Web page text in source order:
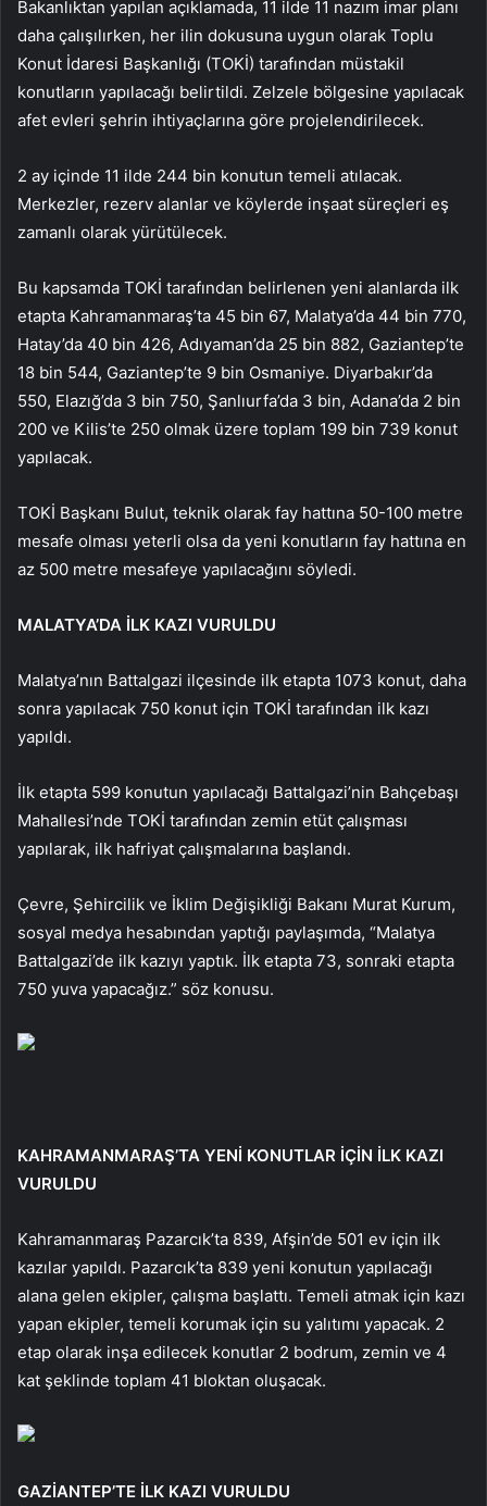
Bakanlıktan yapılan açıklamada, 11 ilde 11 nazım imar planı
daha çalışılırken, her ilin dokusuna uygun olarak Toplu
Konut İdaresi Başkanlığı (TOKİ) tarafından müstakil
konutların yapılacağı belirtildi. Zelzele bölgesine yapılacak
afet evleri şehrin ihtiyaçlarına göre projelendirilecek.
2 ay içinde 11 ilde 244 bin konutun temeli atılacak.
Merkezler, rezerv alanlar ve köylerde inşaat süreçleri eş
zamanlı olarak yürütülecek.
Bu kapsamda TOKİ tarafından belirlenen yeni alanlarda ilk
etapta Kahramanmaraş’ta 45 bin 67, Malatya’da 44 bin 770,
Hatay’da 40 bin 426, Adıyaman’da 25 bin 882, Gaziantep’te
18 bin 544, Gaziantep’te 9 bin Osmaniye. Diyarbakır’da
550, Elazığ’da 3 bin 750, Şanlıurfa’da 3 bin, Adana’da 2 bin
200 ve Kilis’te 250 olmak üzere toplam 199 bin 739 konut
yapılacak.
TOKİ Başkanı Bulut, teknik olarak fay hattına 50-100 metre
mesafe olması yeterli olsa da yeni konutların fay hattına en
az 500 metre mesafeye yapılacağını söyledi.
MALATYA’DA İLK KAZI VURULDU
Malatya’nın Battalgazi ilçesinde ilk etapta 1073 konut, daha
sonra yapılacak 750 konut için TOKİ tarafından ilk kazı
yapıldı.
İlk etapta 599 konutun yapılacağı Battalgazi’nin Bahçebaşı
Mahallesi’nde TOKİ tarafından zemin etüt çalışması
yapılarak, ilk hafriyat çalışmalarına başlandı.
Çevre, Şehircilik ve İklim Değişikliği Bakanı Murat Kurum,
sosyal medya hesabından yaptığı paylaşımda, “Malatya
Battalgazi’de ilk kazıyı yaptık. İlk etapta 73, sonraki etapta
750 yuva yapacağız.” söz konusu.
KAHRAMANMARAŞ’TA YENİ KONUTLAR İÇİN İLK KAZI
VURULDU
Kahramanmaraş Pazarcık’ta 839, Afşin’de 501 ev için ilk
kazılar yapıldı. Pazarcık’ta 839 yeni konutun yapılacağı
alana gelen ekipler, çalışma başlattı. Temeli atmak için kazı
yapan ekipler, temeli korumak için su yalıtımı yapacak. 2
etap olarak inşa edilecek konutlar 2 bodrum, zemin ve 4
kat şeklinde toplam 41 bloktan oluşacak.
GAZİANTEP’TE İLK KAZI VURULDU